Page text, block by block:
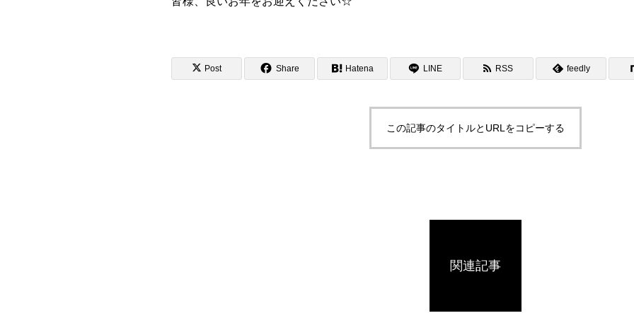
Post Share Hatena LINE RSS feedly
この記事のタイトルとURLをコピーする
関連記事